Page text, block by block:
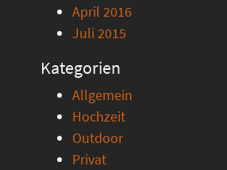
April 2016
Juli 2015
Kategorien
Allgemein
Hochzeit
Outdoor
Privat